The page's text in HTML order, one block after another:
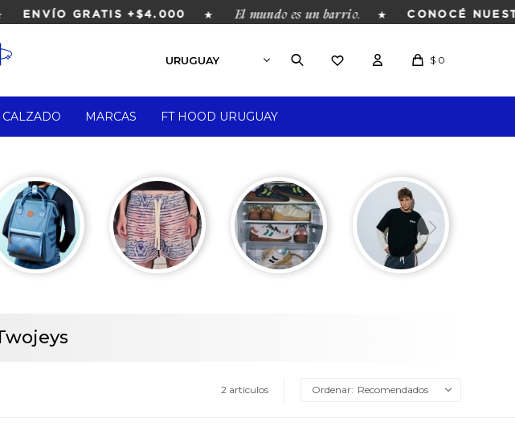
ENVÍO GRATIS +$4.000 El mundo es un barrio. CONOCÉ
CALZADO MARCAS FT HOOD URUGUAY
$ 0
2 artículos Recomendados